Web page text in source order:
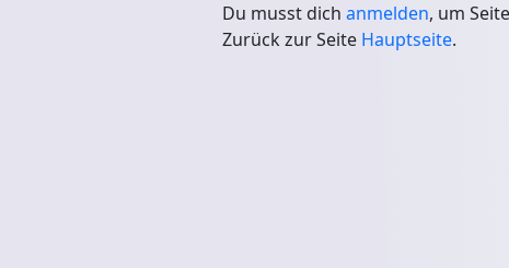
Du musst dich anmelden, um
Zurück zur Seite Hauptseite.